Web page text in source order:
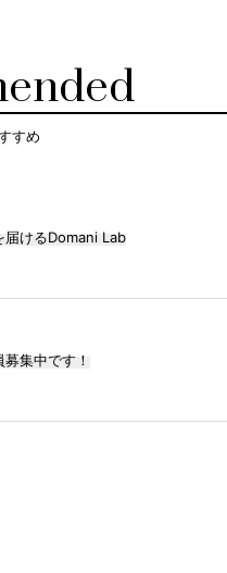
すめ
届けるDomani Lab
集中です！